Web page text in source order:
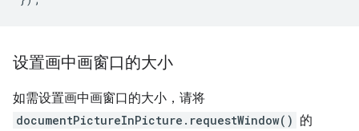
设置画中画窗口的大小
如需设置画中画窗口的大小，请将
documentPictureInPicture.requestWindow() 的